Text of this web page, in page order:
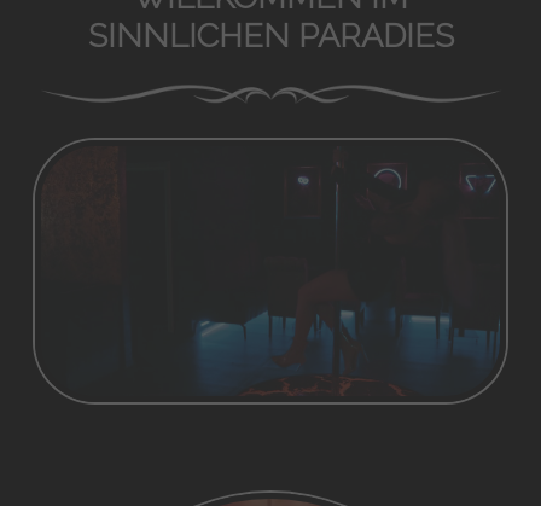
SINNLICHEN PARADIES